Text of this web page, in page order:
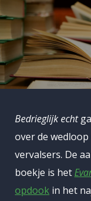
Bedrieglijk echt
over de
vervalsers. De
boekje is het
opdook in het